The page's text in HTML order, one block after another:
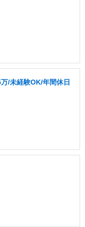
/未経験OK/年間休日